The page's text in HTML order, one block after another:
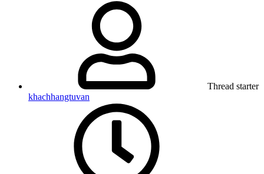
Thread starter
khachhangtuvan